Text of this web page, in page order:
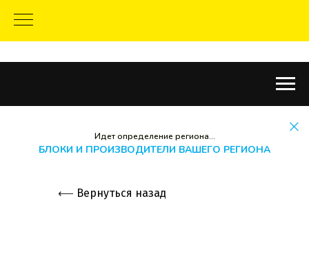
Идет определение региона...
БЛОКИ И ПРОИЗВОДИТЕЛИ ВАШЕГО РЕГИОНА
⟵ Вернуться назад